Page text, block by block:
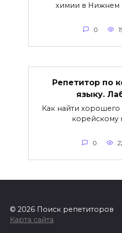
химии в Нижнем
0
Репетитор по
языку.
Как найти
корейскому
0
© 2026 Поиск репетиторов
Карта сайта